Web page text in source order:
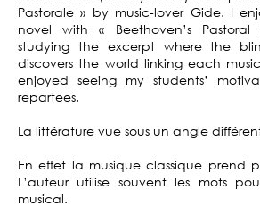
Pastorale » by music-lover Gide. I
novel with « Beethoven’s Pastoral
studying the excerpt where the
discovers the world linking each
enjoyed seeing my students’
repartees.
La littérature vue sous un angle
En effet la musique classique prend
L’auteur utilise souvent les mots
musical.